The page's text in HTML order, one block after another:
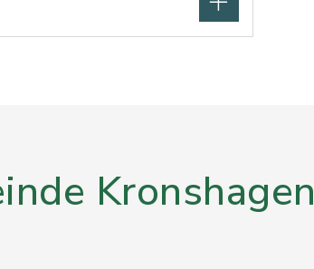
Kronshagen